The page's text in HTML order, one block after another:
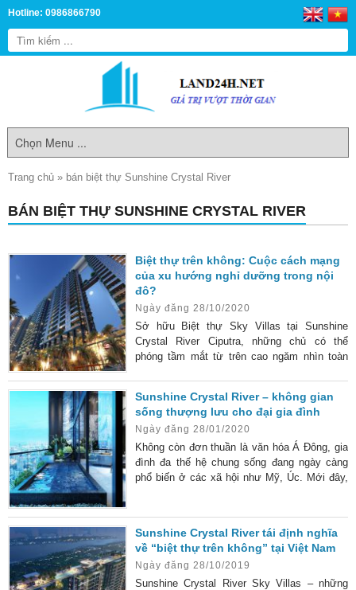
Hotline: 0986866790
Trang chủ » bán biệt thự Sunshine Crystal River
BÁN BIỆT THỰ SUNSHINE CRYSTAL RIVER
Biệt thự trên không: Cuộc cách mạng
của xu hướng nghỉ dưỡng trong nội
đô?
Ngày đăng 28/10/2020
Sở hữu Biệt thự Sky Villas tại Sunshine
Crystal River Ciputra, những chủ có thể
phóng tầm mắt từ trên cao ngăm nhìn toàn
Sunshine Crystal River – không gian
sống thượng lưu cho đại gia đình
Ngày đăng 28/01/2020
Không còn đơn thuần là văn hóa Á Đông, gia
đình đa thế hệ chung sống đang ngày càng
phổ biến ở các xã hội như Mỹ, Úc. Mới đây,
bùng nổ xu hướng gia đình đa thế hệ Mới
đây, số liệu khảo sát ở Mỹ và Úc được công
bố năm 2018 thực sự gây sửng
Sunshine Crystal River tái định nghĩa
về “biệt thự trên không” tại Việt Nam
Ngày đăng 28/10/2019
Sunshine Crystal River Sky Villas – những